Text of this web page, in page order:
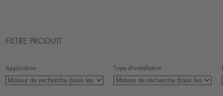
FILTRE PRODUIT
Application : Type d'installation :